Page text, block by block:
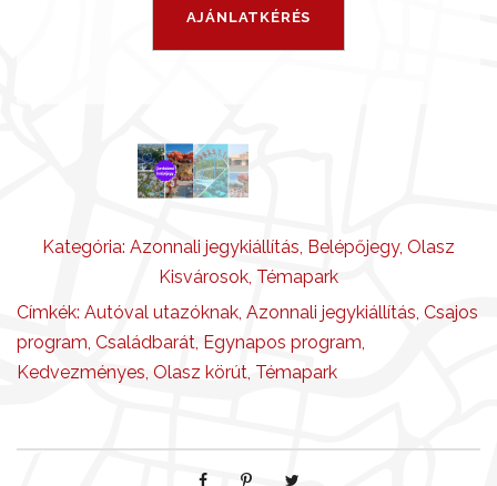
Kategória: Azonnali jegykiállítás Belépőjegy, Olasz
Kisvárosok Témapark
Címkék: Autóval utazóknak Azonnali jegykiállítás Csajos
program Családbarát Egynapos program
Kedvezményes Olasz körút Témapark